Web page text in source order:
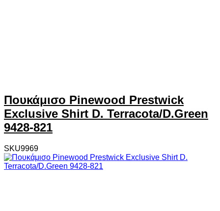
Πουκάμισο Pinewood Prestwick
Exclusive Shirt D. Terracota/D.Green
9428-821
SKU9969